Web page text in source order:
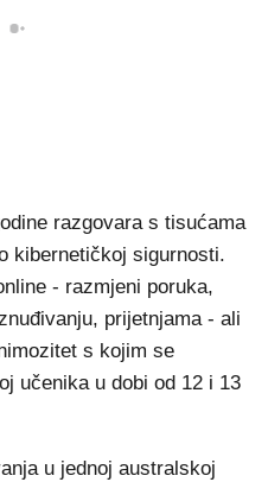
razgovara s tisućama
kibernetičkoj sigurnosti.
- razmjeni poruka,
prijetnjama - ali
s kojim se
učenika u dobi od 12 i 13
u jednoj australskoj